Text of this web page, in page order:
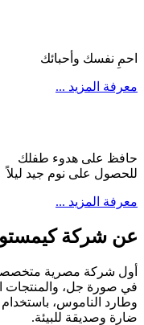
احمِ نفسك وأحبائك
معرفة المزيد ...
حافظ على هدوء طفلك
للحصول على نوم جيد ليلاً
معرفة المزيد ...
عن شركة
أول شركة مصرية
في صورة جل، والمنتجات
وطارد الناموس،
ضارة وصديقة للبيئة.